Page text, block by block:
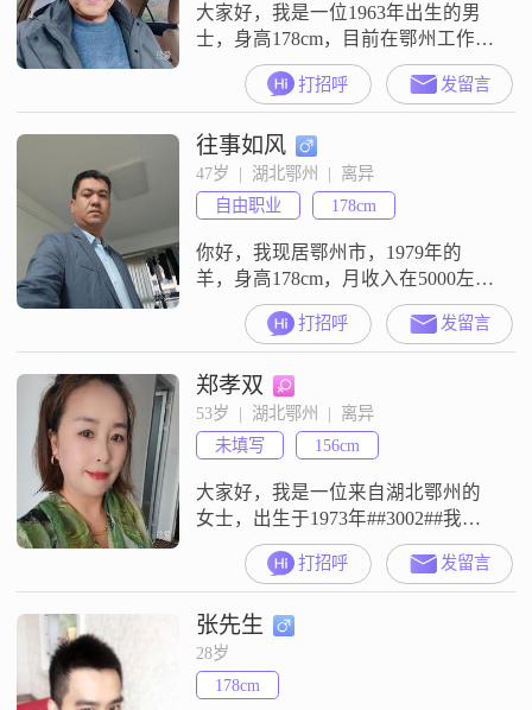
大家好，我是一位1963年出生的男
士，身高178cm，目前在鄂州工作
##3002##我的月收入在8001到12000
元之间，学历是大专##3002##我性
格稳重可靠，待人随和，容易相处
##3002##对我来说，家庭是非常重
要的，我追求的是稳定而安逸的生
活##3002##平时我有两个爱好，一
是探索各种美食，二是喜欢自己下
打招呼 发留言
往事如风
47岁  |  湖北鄂州  |  离异
自由职业
178cm
你好，我现居鄂州市，1979年的
羊，身高178cm，月收入在5000左右
##3002##有自己的房，有医保社
保，无负担无负债，有社保医保，
征信良好##3002##现在独居中，过
年过节太过孤单寂寞，鼓起勇气来
寻一有缘人结伴养老##3002##
打招呼 发留言
郑孝双
53岁  |  湖北鄂州  |  离异
未填写
156cm
大家好，我是一位来自湖北鄂州的
女士，出生于1973年##3002##我性
格开朗，总是爱笑，乐于助人，热
情大方##3002##我喜欢与人交流，
分享生活中的点点滴滴，也愿意倾
听他人的故事和烦恼##3002##我身
高156cm，虽然不算很高，但我相
信，身高并不是衡量一个人的全部
标准##3002##我更看重的是一个人
打招呼 发留言
张先生
28岁
178cm